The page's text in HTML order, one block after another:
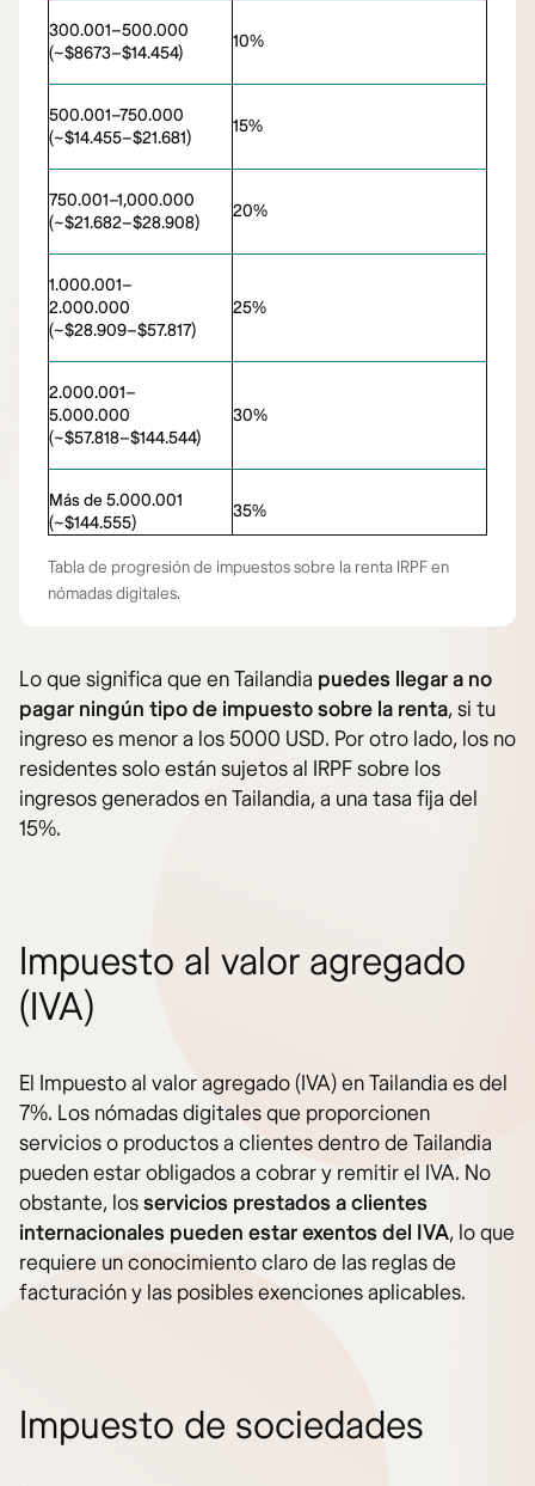
300.001–500.000
(~$8673–$14.454)
10%
500.001–750.000
(~$14.455–$21.681)
15%
750.001–1,000.000
(~$21.682–$28.908)
20%
1.000.001–
2.000.000
(~$28.909–$57.817)
25%
2.000.001–
5.000.000
(~$57.818–$144.544)
30%
Más de 5.000.001
(~$144.555)
35%
Tabla de progresión de impuestos sobre la renta IRPF en
nómadas digitales.
Lo que significa que en Tailandia puedes llegar a no
pagar ningún tipo de impuesto sobre la renta, si tu
ingreso es menor a los 5000 USD. Por otro lado, los no
residentes solo están sujetos al IRPF sobre los
ingresos generados en Tailandia, a una tasa fija del
15%.
Impuesto al valor agregado
(IVA)
El Impuesto al valor agregado (IVA) en Tailandia es del
7%. Los nómadas digitales que proporcionen
servicios o productos a clientes dentro de Tailandia
pueden estar obligados a cobrar y remitir el IVA. No
obstante, losservicios prestados a clientes
internacionales pueden estar exentos del IVA, lo que
requiere un conocimiento claro de las reglas de
facturación y las posibles exenciones aplicables.
Impuesto de sociedades